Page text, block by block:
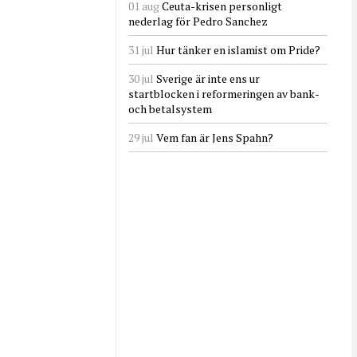
01 augCeuta-krisen personligt
nederlag för Pedro Sanchez
31 jul Hur tänker en islamist om Pride?
30 jul Sverige är inte ens ur
startblocken i reformeringen av bank-
och betalsystem
29 jul Vem fan är Jens Spahn?